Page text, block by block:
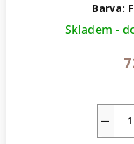
Barva:
Skladem -
−